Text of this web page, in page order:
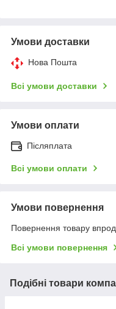
Умови доставки
Нова Пошта
Всі умови доставки
Умови оплати
Післяплата
Всі умови оплати
Умови повернення
Повернення товару
Всі умови повернення
Подібні товари